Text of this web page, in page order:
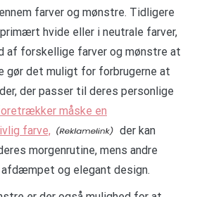
farver og mønstre. Tidligere
hvide eller i neutrale farver,
af forskellige farver og mønstre at
gør det muligt for forbrugerne at
der passer til deres personlige
måske en
farve,
der kan
morgenrutine, mens andre
og elegant design.